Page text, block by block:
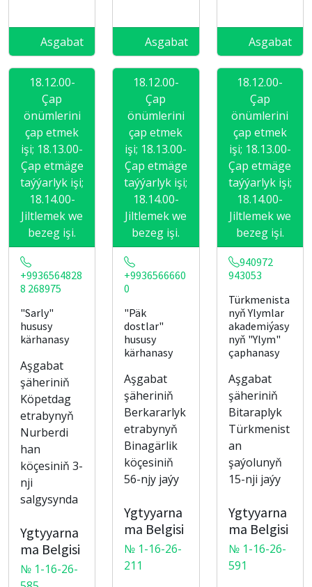
Asgabat Asgabat Asgabat
18.12.00-
Çap
önümlerini
çap etmek
işi; 18.13.00-
Çap etmäge
taýýarlyk işi;
18.14.00-
Jiltlemek we
bezeg işi.
+9936564828
8 268975
"Sarly"
hususy
kärhanasy
Aşgabat
şäheriniň
Köpetdag
etrabynyň
Nurberdi
han
köçesiniň 3-
nji
salgysynda
Ygtyyarna
ma Belgisi
№ 1-16-26-
18.12.00-
Çap
önümlerini
çap etmek
işi; 18.13.00-
Çap etmäge
taýýarlyk işi;
18.14.00-
Jiltlemek we
bezeg işi.
+9936566660
0
"Päk
dostlar"
hususy
kärhanasy
Aşgabat
şäheriniň
Berkararlyk
etrabynyň
Binagärlik
köçesiniň
56-njy jaýy
Ygtyyarna
ma Belgisi
№ 1-16-26-
211
18.12.00-
Çap
önümlerini
çap etmek
işi; 18.13.00-
Çap etmäge
taýýarlyk işi;
18.14.00-
Jiltlemek we
bezeg işi.
940972
943053
Türkmenista
nyň Ylymlar
akademiýasy
nyň "Ylym"
çaphanasy
Aşgabat
şäheriniň
Bitaraplyk
Türkmenist
an
şaýolunyň
15-nji jaýy
Ygtyyarna
ma Belgisi
№ 1-16-26-
591